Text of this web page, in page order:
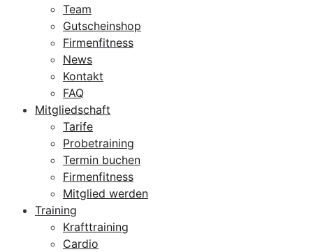
Team
Gutscheinshop
Firmenfitness
News
Kontakt
FAQ
Mitgliedschaft
Tarife
Probetraining
Termin buchen
Firmenfitness
Mitglied werden
Training
Krafttraining
Cardio